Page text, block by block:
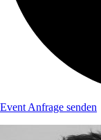
Event Anfrage senden